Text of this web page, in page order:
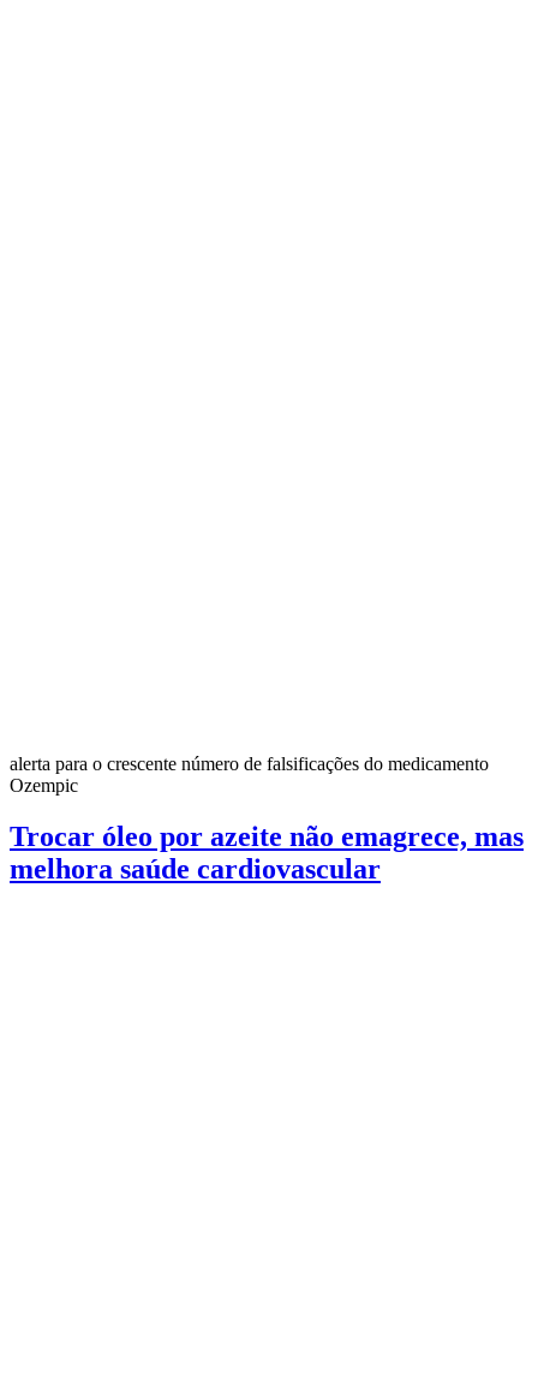
alerta para o crescente número de falsificações do medicamento
Ozempic
Trocar óleo por azeite não emagrece, mas
melhora saúde cardiovascular